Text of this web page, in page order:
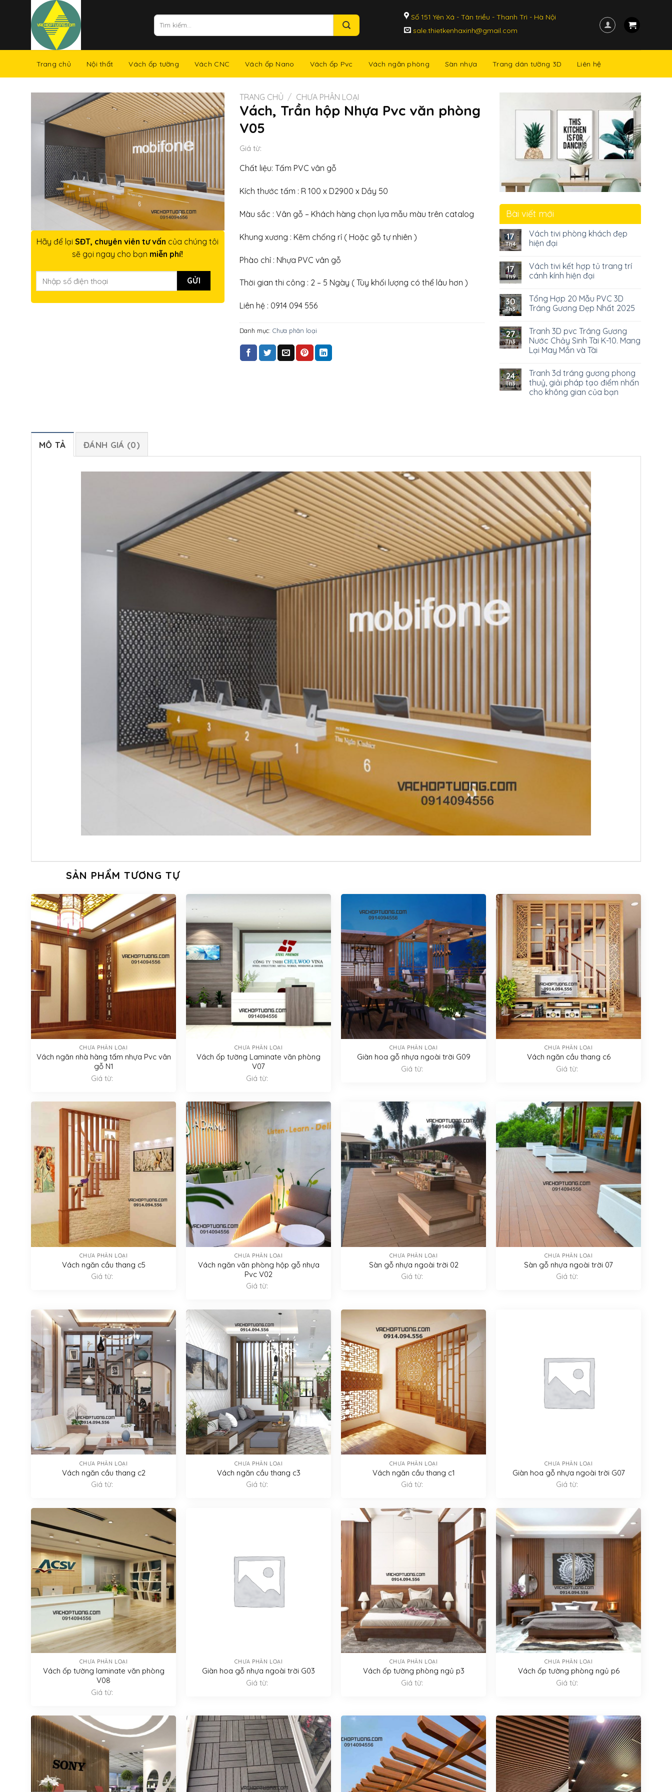
Tìm
kiếm:
Số 151 Yên Xá - Tân triều - Thanh Trì - Hà Nội
sale.thietkenhaxinh@gmail.com
Trang chủ Nội thất Vách ốp tường Vách CNC Vách ốp Nano Vách ốp Pvc Vách ngăn phòng Sàn nhựa Trang dán tường 3D Liên hệ
Hãy để lại SĐT, chuyên viên tư vấn của chúng tôi
sẽ gọi ngay cho bạn miễn phí!
TRANG CHỦ / CHƯA PHÂN LOẠI
Vách, Trần hộp Nhựa Pvc văn phòng
V05
Giá từ:
Chất liệu: Tấm PVC vân gỗ
Kích thước tấm : R 100 x D2900 x Dầy 50
Màu sắc : Vân gỗ – Khách hàng chọn lựa mẫu màu trên catalog
Khung xương : Kẽm chống rỉ ( Hoặc gỗ tự nhiên )
Phào chỉ : Nhựa PVC vân gỗ
Thời gian thi công : 2 – 5 Ngày ( Tùy khối lượng có thể lâu hơn )
Liên hệ : 0914 094 556
Danh mục: Chưa phân loại
Bài viết mới
17
Th4
Vách tivi phòng khách đẹp
hiện đại
17
Th9
Vách tivi kết hợp tủ trang trí
cánh kính hiện đại
30
Th3
Tổng Hợp 20 Mẫu PVC 3D
Tráng Gương Đẹp Nhất 2025
27
Th3
Tranh 3D pvc Tráng Gương
Nước Chảy Sinh Tài K-10. Mang
Lại May Mắn và Tài
24
Th3
Tranh 3d tráng gương phong
thuỷ, giải pháp tạo điểm nhấn
cho không gian của bạn
MÔ TẢ ĐÁNH GIÁ (0)
SẢN PHẨM TƯƠNG TỰ
CHƯA PHÂN LOẠI
Vách ngăn nhà hàng tấm nhựa Pvc vân
gỗ N1
Giá từ:
CHƯA PHÂN LOẠI
Vách ốp tường Laminate văn phòng
V07
Giá từ:
CHƯA PHÂN LOẠI
Giàn hoa gỗ nhựa ngoài trời G09
Giá từ:
CHƯA PHÂN LOẠI
Vách ngăn cầu thang c6
Giá từ:
CHƯA PHÂN LOẠI
Vách ngăn cầu thang c5
Giá từ:
CHƯA PHÂN LOẠI
Vách ngăn văn phòng hộp gỗ nhựa
Pvc V02
Giá từ:
CHƯA PHÂN LOẠI
Sàn gỗ nhựa ngoài trời 02
Giá từ:
CHƯA PHÂN LOẠI
Sàn gỗ nhựa ngoài trời 07
Giá từ:
CHƯA PHÂN LOẠI
Vách ngăn cầu thang c2
Giá từ:
CHƯA PHÂN LOẠI
Vách ngăn cầu thang c3
Giá từ:
CHƯA PHÂN LOẠI
Vách ngăn cầu thang c1
Giá từ:
CHƯA PHÂN LOẠI
Giàn hoa gỗ nhựa ngoài trời G07
Giá từ:
CHƯA PHÂN LOẠI
Vách ốp tường laminate văn phòng
V08
Giá từ:
CHƯA PHÂN LOẠI
Giàn hoa gỗ nhựa ngoài trời G03
Giá từ:
CHƯA PHÂN LOẠI
Vách ốp tường phòng ngủ p3
Giá từ:
CHƯA PHÂN LOẠI
Vách ốp tường phòng ngủ p6
Giá từ: